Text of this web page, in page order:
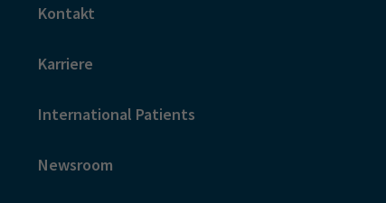
Kontakt
Karriere
International Patients
Newsroom